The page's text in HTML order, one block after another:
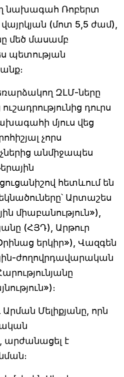
նախագահ Ռոբերտ
վայրկյան (մոտ 5,5 ժամ),
մեծ մասամբ
պետության
ԶԼՄ-ները
դուրս
մյուս վեց
չորս
անմիջապես
հետևում են
Արտաշես
միաբանություն»),
(ՀՅԴ), Արթուր
երկիր»), Վազգեն
ժողովրդավարական
Մելիքյանը, որն
արժանացել է